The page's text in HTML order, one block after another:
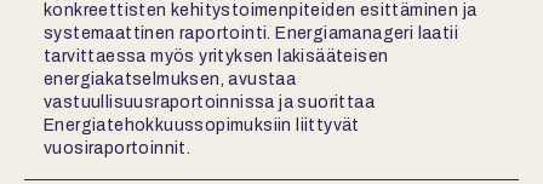
konkreettisten kehitystoimenpiteiden esittäminen ja
systemaattinen raportointi. Energiamanageri laatii
tarvittaessa myös yrityksen lakisääteisen
energiakatselmuksen, avustaa
vastuullisuusraportoinnissa ja suorittaa
Energiatehokkuussopimuksiin liittyvät
vuosiraportoinnit.